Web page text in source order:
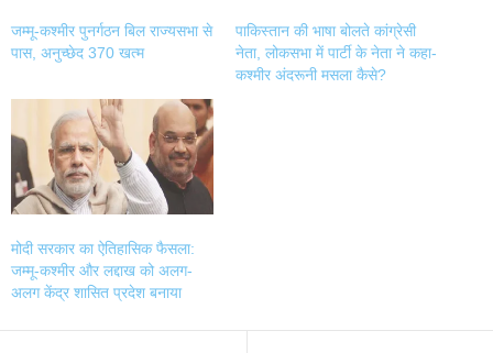
जम्मू-कश्मीर पुनर्गठन बिल राज्यसभा से
पास, अनुच्छेद 370 खत्म
पाकिस्तान की भाषा बोलते कांग्रेसी
नेता, लोकसभा में पार्टी के नेता ने कहा-
कश्मीर अंदरूनी मसला कैसे?
मोदी सरकार का ऐतिहासिक फैसला:
जम्मू-कश्मीर और लद्दाख को अलग-
अलग केंद्र शासित प्रदेश बनाया